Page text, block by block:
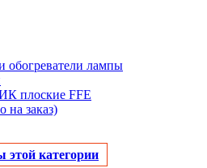
обогреватели лампы
плоские FFE
на заказ)
этой категории